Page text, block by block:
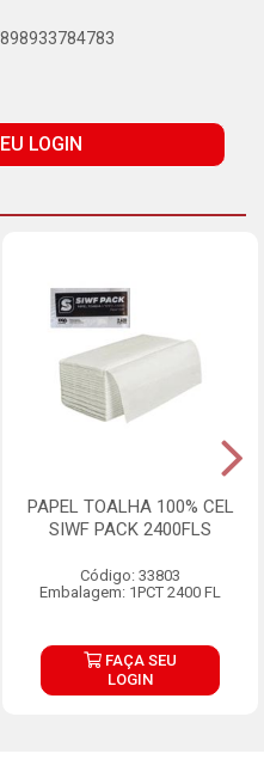
LOGIN
PAPEL TOALHA 100% CEL
SIWF PACK 2400FLS
Código: 33803
Embalagem: 1PCT 2400 FL
FAÇA SEU
LOGIN